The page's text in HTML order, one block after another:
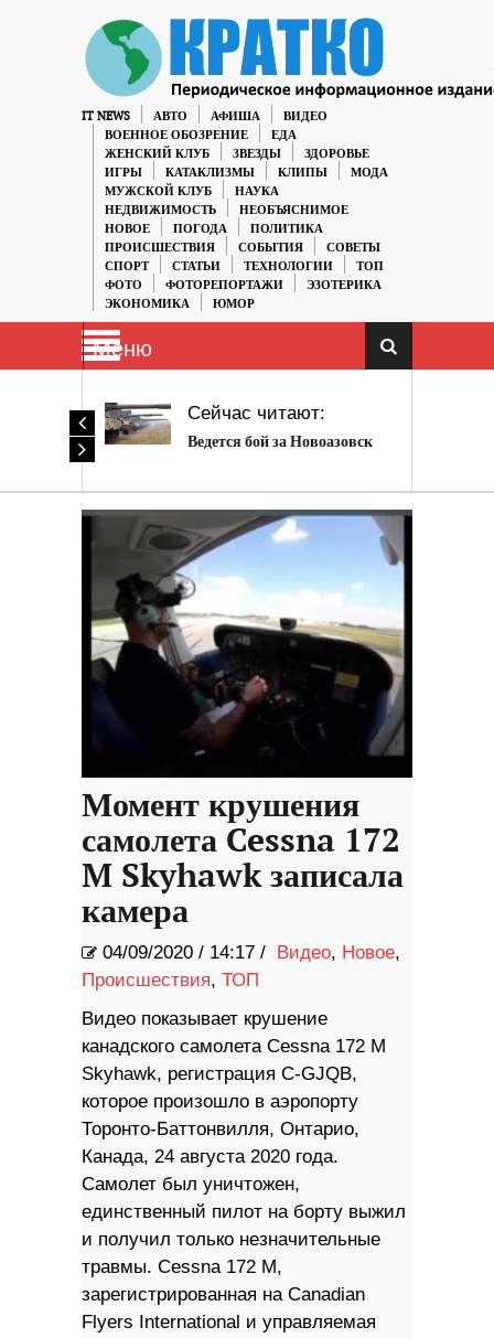
IT NEWS АВТО АФИША
ВИДЕО
ВОЕННОЕ ОБОЗРЕНИЕ
ЕДА
ЖЕНСКИЙ КЛУБ
ЗВЕЗДЫ
ЗДОРОВЬЕ
ИГРЫ
КАТАКЛИЗМЫ КЛИПЫ
МОДА
МУЖСКОЙ КЛУБ
НАУКА
НЕДВИЖИМОСТЬ
НЕОБЪЯСНИМОЕ
НОВОЕ
ПОГОДА
ПОЛИТИКА
ПРОИСШЕСТВИЯ
СОБЫТИЯ
СОВЕТЫ
СПОРТ
СТАТЬИ ТЕХНОЛОГИИ
ТОП
ФОТО
ФОТОРЕПОРТАЖИ
ЭЗОТЕРИКА
ЭКОНОМИКА
ЮМОР
Меню
Сейчас читают:
Ведется бой за Новоазовск
Момент крушения
самолета Cessna 172
M Skyhawk записала
камера
04/09/2020 / 14:17 / Видео, Новое,
Происшествия, ТОП
Видео показывает крушение
канадского самолета Cessna 172 M
Skyhawk, регистрация C-GJQB,
которое произошло в аэропорту
Торонто-Баттонвилля, Онтарио,
Канада, 24 августа 2020 года.
Самолет был уничтожен,
единственный пилот на борту выжил
и получил только незначительные
травмы. Cessna 172 M,
зарегистрированная на Canadian
Flyers International и управляемая